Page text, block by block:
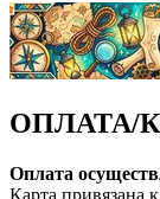
ОПЛАТА/
Оплата